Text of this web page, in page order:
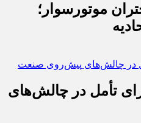
موتورسوار؛
تأمل در چالش‌های